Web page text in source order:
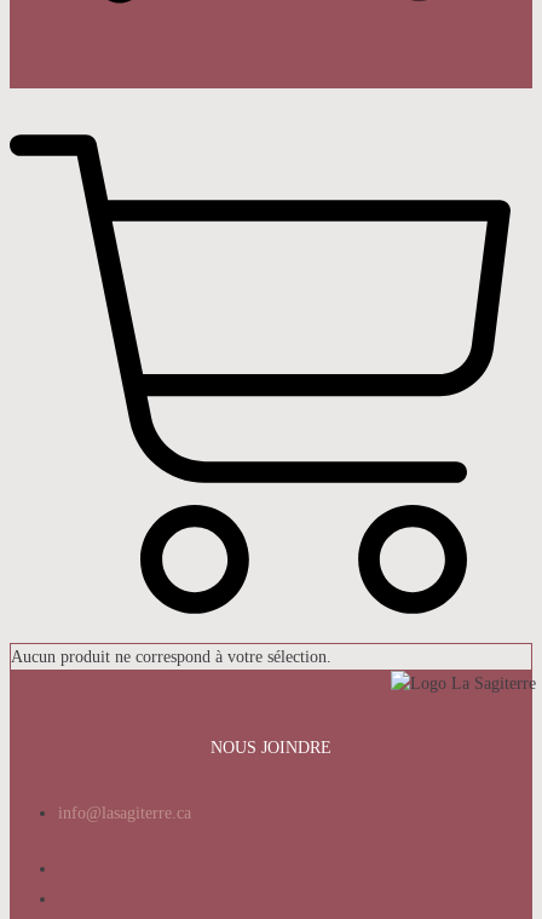
Aucun produit ne correspond à votre sélection.
NOUS JOINDRE
info@lasagiterre.ca